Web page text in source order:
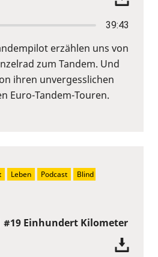
39:43
erzählen uns von
zum Tandem. Und
ihren unvergesslichen
Euro-Tandem-Touren.
Einhundert Kilometer
Leben Podcast
Blind